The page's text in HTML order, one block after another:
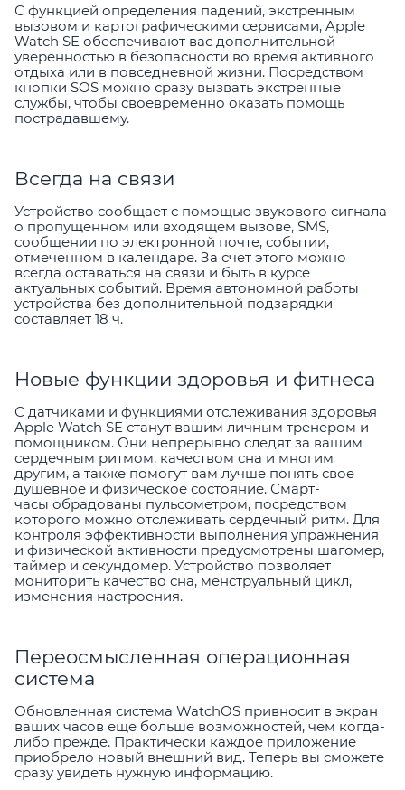
С функцией определения падений, экстренным
вызовом и картографическими сервисами, Apple
Watch SE обеспечивают вас дополнительной
уверенностью в безопасности во время активного
отдыха или в повседневной жизни. Посредством
кнопки SOS можно сразу вызвать экстренные
службы, чтобы своевременно оказать помощь
пострадавшему.
Всегда на связи
Устройство сообщает с помощью звукового сигнала
о пропущенном или входящем вызове, SMS,
сообщении по электронной почте, событии,
отмеченном в календаре. За счет этого можно
всегда оставаться на связи и быть в курсе
актуальных событий. Время автономной работы
устройства без дополнительной подзарядки
составляет 18 ч.
Новые функции здоровья и фитнеса
С датчиками и функциями отслеживания здоровья
Apple Watch SE станут вашим личным тренером и
помощником. Они непрерывно следят за вашим
сердечным ритмом, качеством сна и многим
другим, а также помогут вам лучше понять свое
душевное и физическое состояние. Смарт-
часы обрадованы пульсометром, посредством
которого можно отслеживать сердечный ритм. Для
контроля эффективности выполнения упражнения
и физической активности предусмотрены шагомер,
таймер и секундомер. Устройство позволяет
мониторить качество сна, менструальный цикл,
изменения настроения.
Переосмысленная операционная
система
Обновленная система WatchOS привносит в экран
ваших часов еще больше возможностей, чем когда-
либо прежде. Практически каждое приложение
приобрело новый внешний вид. Теперь вы сможете
сразу увидеть нужную информацию.